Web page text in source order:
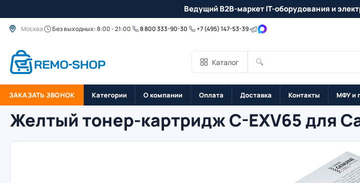
Ведущий B2B-маркет IT-оборудования и
Москва Без выходных: 8:00 - 21:00 8 800 333-90-30 +7 (495) 147-53-39
Каталог 🔍
ЗАКАЗАТЬ ЗВОНОК Категории О компании Оплата Доставка Контакты МФУ и
Желтый тонер-картридж C-EXV65 для